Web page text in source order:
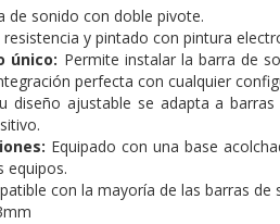
de sonido con doble pivote.
y pintado con pintura
único: Permite instalar la barra de
perfecta con cualquier
diseño ajustable se adapta a
Equipado con una base
equipos.
con la mayoría de las barras